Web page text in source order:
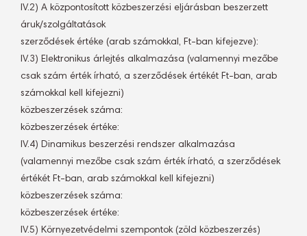
IV.2) A központosított közbeszerzési eljárásban beszerzett
áruk/szolgáltatások
szerződések értéke (arab számokkal, Ft-ban kifejezve):
IV.3) Elektronikus árlejtés alkalmazása (valamennyi mezőbe
csak szám érték írható, a szerződések értékét Ft-ban, arab
számokkal kell kifejezni)
közbeszerzések száma: 
közbeszerzések értéke:
IV.4) Dinamikus beszerzési rendszer alkalmazása
(valamennyi mezőbe csak szám érték írható, a szerződések
értékét Ft-ban, arab számokkal kell kifejezni)
közbeszerzések száma: 
közbeszerzések értéke:
IV.5) Környezetvédelmi szempontok (zöld közbeszerzés)